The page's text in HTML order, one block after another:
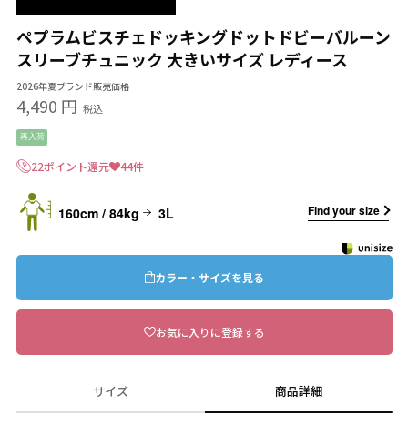
ペプラムビスチェドッキングドットドビーバルーン
スリーブチュニック 大きいサイズ レディース
2026年夏ブランド販売価格
4,490 円 税込
再入荷
22ポイント還元 44件
160cm / 84kg 3L Find your size
カラー・サイズを見る
お気に入りに登録する
サイズ 商品詳細